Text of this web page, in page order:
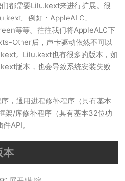
都需要Lilu.kext来进行扩展。很
。例如：AppleALC、
等等。往往我们将AppleALC下
Other后，声卡驱动依然不可以
。Lilu.kext也有很多的版本，如
版本，也会导致系统安装失败
，通用进程修补程序（具有基本
架/库修补程序（具有基本32位功
API。
本